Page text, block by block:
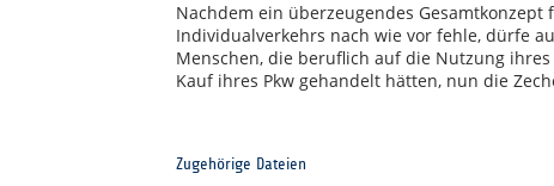
Nachdem ein überzeugendes
Individualverkehrs nach wie vor fehle, dürfe
Menschen, die beruflich auf die Nutzung
Kauf ihres Pkw gehandelt hätten, nun die
Zugehörige Dateien